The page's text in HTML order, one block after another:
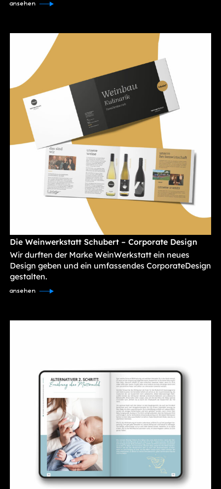
ansehen
Die Weinwerkstatt Schubert – Corporate Design
Wir durften der Marke WeinWerkstatt ein neues
Design geben und ein umfassendes CorporateDesign
gestalten.
ansehen